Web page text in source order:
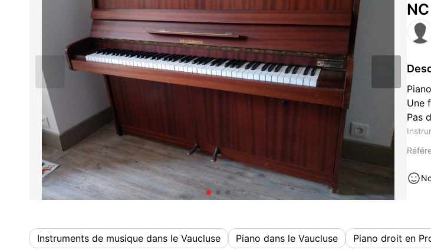
NC
Une
Pas
Instruments de musique dans le Vaucluse Piano dans le Vaucluse Piano droit en